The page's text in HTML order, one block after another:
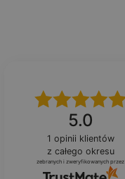
5.0
1 opinii klientów
z całego okresu
zebranych i zweryfikowanych przez